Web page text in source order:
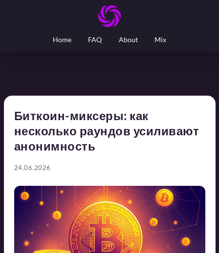
Home FAQ About Mix
Биткоин-миксеры: как
несколько раундов усиливают
анонимность
24.06.2026